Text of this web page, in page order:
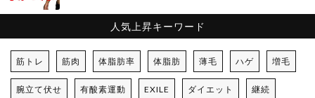
人気上昇キーワード
筋トレ 筋肉 体脂肪率 体脂肪 薄毛 ハゲ 増毛
腕立て伏せ 有酸素運動 EXILE ダイエット 継続